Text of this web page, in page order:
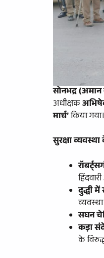
सोनभद्र
अधीक्षक
मार्च’किया गया।
सुरक्षा
दुद्धी
सघन
कड़ा
के